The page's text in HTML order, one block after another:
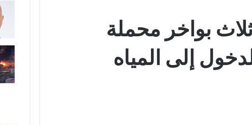
بواخر محملة
إلى المياه
ساعة